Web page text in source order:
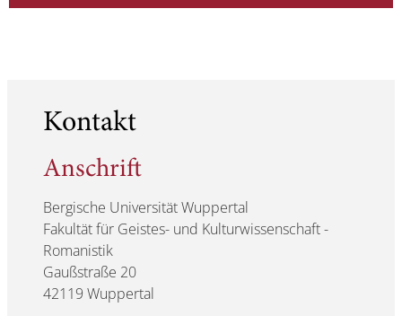
Kontakt
Anschrift
Bergische Universität Wuppertal
Fakultät für Geistes- und Kulturwissenschaft -
Romanistik
Gaußstraße 20
42119 Wuppertal